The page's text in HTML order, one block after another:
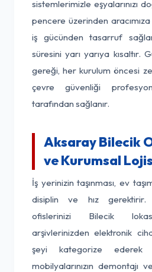
sistemlerimizle eşyalarınızı
pencere üzerinden
iş gücünden tasarruf
süresini yarı yarıya kısaltır.
gereği, her kurulum öncesi
çevre güvenliği
tarafından sağlanır.
Aksaray Bilecik
ve Kurumsal
İş yerinizin taşınması, ev
disiplin ve hız gerektirir.
ofislerinizi Bilecik
arşivlerinizden elektronik
şeyi kategorize ederek
mobilyalarınızın demontajı